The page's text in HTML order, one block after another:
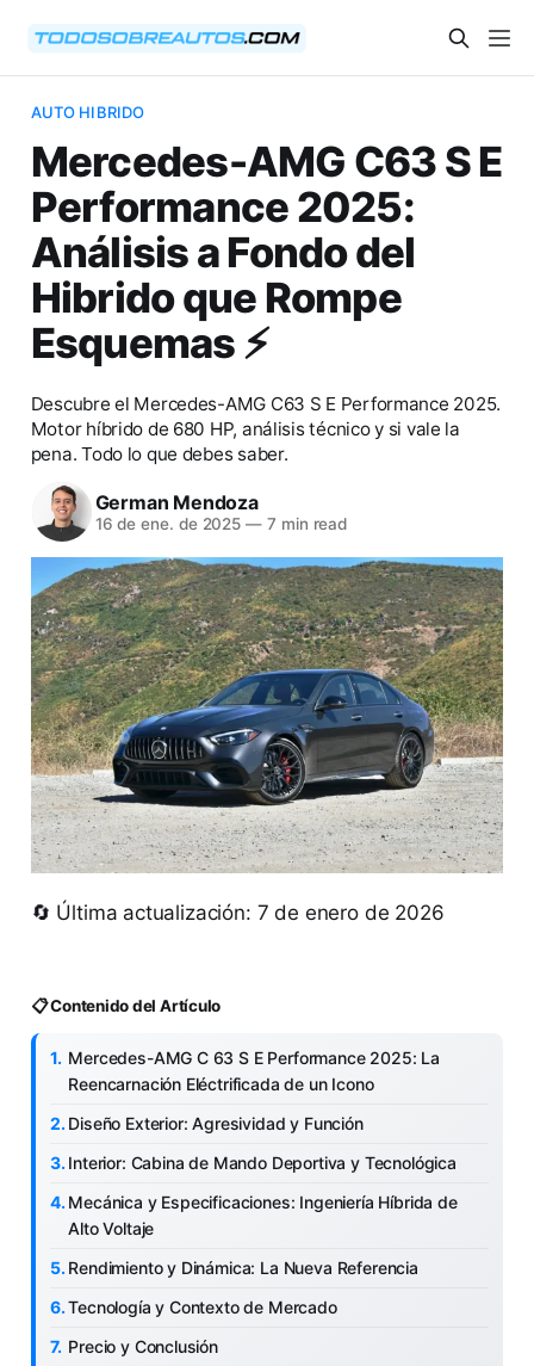
AUTO HIBRIDO
Mercedes-AMG C63 S E
Performance 2025:
Análisis a Fondo del
Hibrido que Rompe
Esquemas ⚡
Descubre el Mercedes-AMG C63 S E Performance 2025.
Motor híbrido de 680 HP, análisis técnico y si vale la
pena. Todo lo que debes saber.
German Mendoza
16 de ene. de 2025 — 7 min read
🔄 Última actualización: 7 de enero de 2026
📋 Contenido del Artículo
Mercedes-AMG C 63 S E Performance 2025: La
Reencarnación Eléctrificada de un Icono
Diseño Exterior: Agresividad y Función
Interior: Cabina de Mando Deportiva y Tecnológica
Mecánica y Especificaciones: Ingeniería Híbrida de
Alto Voltaje
Rendimiento y Dinámica: La Nueva Referencia
Tecnología y Contexto de Mercado
Precio y Conclusión